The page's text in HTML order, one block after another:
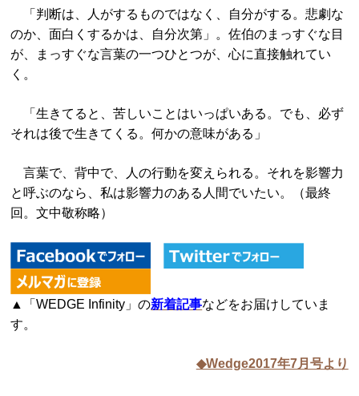
「判断は、人がするものではなく、自分がする。悲劇な
のか、面白くするかは、自分次第」。佐伯のまっすぐな目
が、まっすぐな言葉の一つひとつが、心に直接触れてい
く。
「生きてると、苦しいことはいっぱいある。でも、必ず
それは後で生きてくる。何かの意味がある」
言葉で、背中で、人の行動を変えられる。それを影響力
と呼ぶのなら、私は影響力のある人間でいたい。（最終
回。文中敬称略）
▲「WEDGE Infinity」の新着記事などをお届けしていま
す。
◆Wedge2017年7月号より